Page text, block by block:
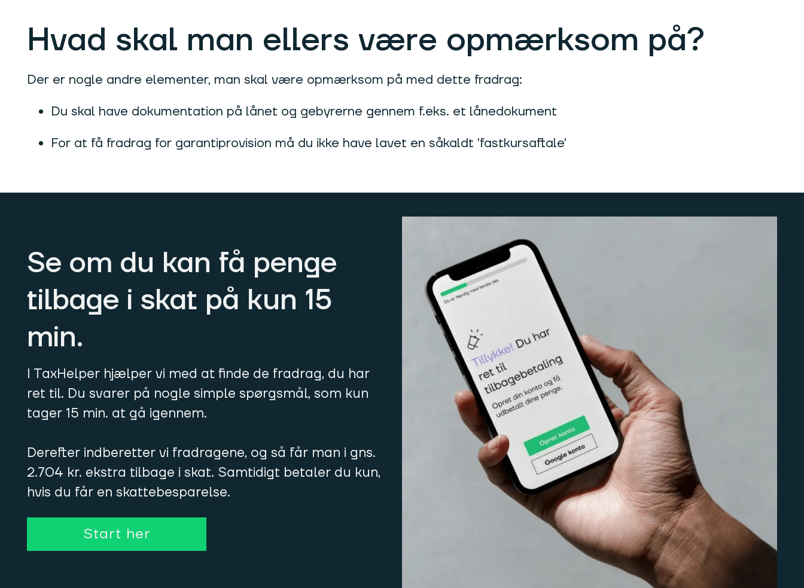
Hvad skal man ellers være opmærksom på?
Der er nogle andre elementer, man skal være opmærksom på med dette fradrag:
Du skal have dokumentation på lånet og gebyrerne gennem f.eks. et lånedokument
For at få fradrag for garantiprovision må du ikke have lavet en såkaldt 'fastkursaftale'
Se om du kan få penge
tilbage i skat på kun 15
min.
I TaxHelper hjælper vi med at finde de fradrag, du har
ret til. Du svarer på nogle simple spørgsmål, som kun
tager 15 min. at gå igennem.
Derefter indberetter vi fradragene, og så får man i gns.
2.704 kr. ekstra tilbage i skat. Samtidigt betaler du kun,
hvis du får en skattebesparelse.
Start her